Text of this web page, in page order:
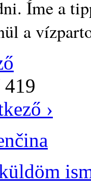
Íme a
a
419
›